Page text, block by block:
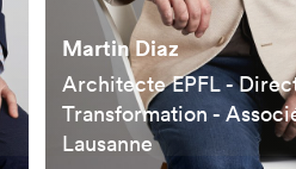
Martin Diaz
Architecte EPFL -
Transformation -
Lausanne